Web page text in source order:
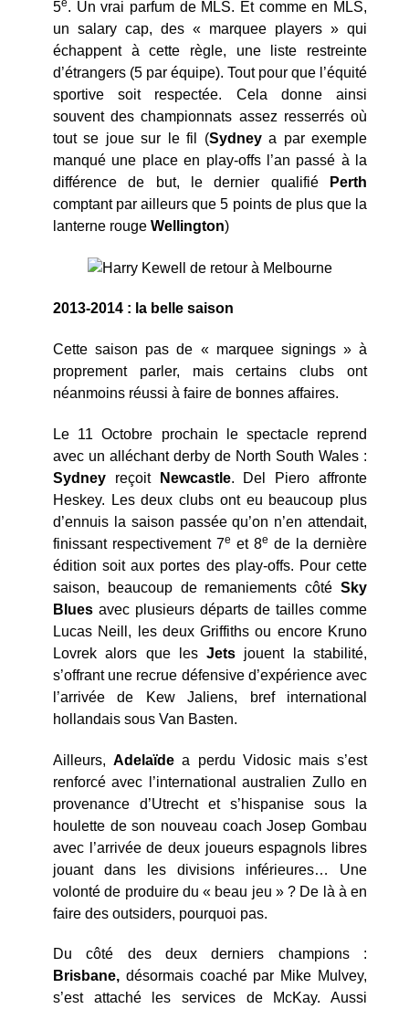
5e. Un vrai parfum de MLS. Et comme en MLS,
un salary cap, des « marquee players » qui
échappent à cette règle, une liste restreinte
d’étrangers (5 par équipe). Tout pour que l’équité
sportive soit respectée. Cela donne ainsi
souvent des championnats assez resserrés où
tout se joue sur le fil (Sydneya par exemple
manqué une place en play-offs l’an passé à la
différence de but, le dernier qualifié
Perth
comptant par ailleurs que 5 points de plus que la
lanterne rouge Wellington)
2013-2014 : la belle saison
Cette saison pas de « marquee signings » à
proprement parler, mais certains clubs ont
néanmoins réussi à faire de bonnes affaires.
Le 11 Octobre prochain le spectacle reprend
avec un alléchant derby de North South Wales :
Sydney reçoit Newcastle. Del Piero affronte
Heskey. Les deux clubs ont eu beaucoup plus
d’ennuis la saison passée qu’on n’en attendait,
finissant respectivement 7e et 8e de la dernière
édition soit aux portes des play-offs. Pour cette
saison, beaucoup de remaniements côté Sky
Blues avec plusieurs départs de tailles comme
Lucas Neill, les deux Griffiths ou encore Kruno
Lovrek alors que lesJets jouent la stabilité,
s’offrant une recrue défensive d’expérience avec
l’arrivée de Kew Jaliens, bref international
hollandais sous Van Basten.
Ailleurs,Adelaïde a perdu Vidosic mais s’est
renforcé avec l’international australien Zullo en
provenance d’Utrecht et s’hispanise sous la
houlette de son nouveau coach Josep Gombau
avec l’arrivée de deux joueurs espagnols libres
jouant dans les divisions inférieures… Une
volonté de produire du « beau jeu » ? De là à en
faire des outsiders, pourquoi pas.
Du côté des deux derniers champions :
Brisbane, désormais coaché par Mike Mulvey,
s’est attaché les services de McKay. Aussi